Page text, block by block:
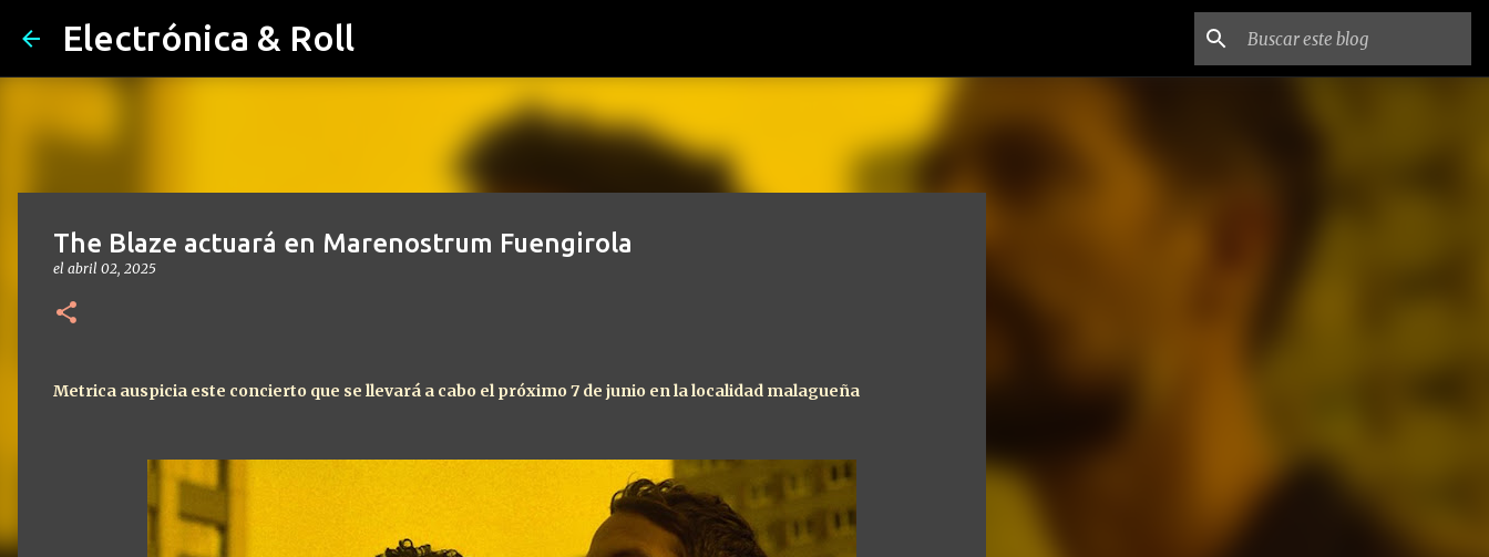
Electrónica & Roll
The Blaze actuará en Marenostrum Fuengirola
el abril 02, 2025
Metrica auspicia este concierto que se llevará a cabo el próximo 7 de junio en la localidad malagueña